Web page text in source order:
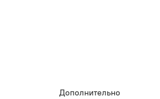
Дополнительно